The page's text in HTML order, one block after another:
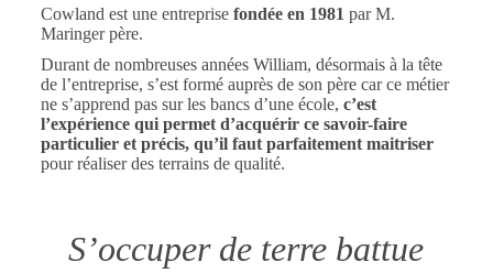
Cowland est une entreprise fondée en 1981 par M.
Maringer père.
Durant de nombreuses années William, désormais à la tête
de l’entreprise, s’est formé auprès de son père car ce métier
ne s’apprend pas sur les bancs d’une école, c’est
l’expérience qui permet d’acquérir ce savoir-faire
particulier et précis, qu’il faut parfaitement maitriser
pour réaliser des terrains de qualité.
S’occuper de terre battue